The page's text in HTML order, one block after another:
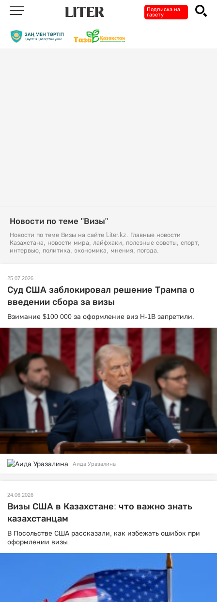
Подписка на
газету
Новости по теме "Визы"
Новости по теме Визы на сайте Liter.kz. Главные новости
Казахстана, новости мира, лайфхаки, полезные советы, спорт,
интервью, политика, экономика, мнения, погода.
25.07.2026
Суд США заблокировал решение Трампа о
введении сбора за визы
Взимание $100 000 за оформление виз H-1B запретили.
Аида Уразалина
24.06.2026
Визы США в Казахстане: что важно знать
казахстанцам
В Посольстве США рассказали, как избежать ошибок при
оформлении визы.